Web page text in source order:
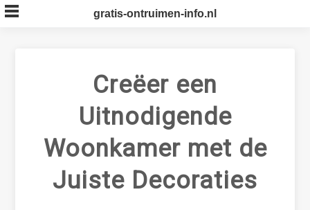
Skip
to
gratis-ontruimen-info.nl
Creëer een
Uitnodigende
Woonkamer met de
Juiste Decoraties